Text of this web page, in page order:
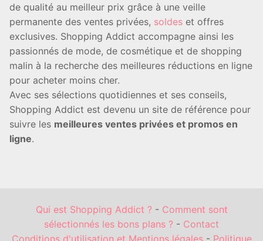
de qualité au meilleur prix grâce à une veille
permanente des ventes privées, soldes et offres
exclusives. Shopping Addict accompagne ainsi les
passionnés de mode, de cosmétique et de shopping
malin à la recherche des meilleures réductions en ligne
pour acheter moins cher.
Avec ses sélections quotidiennes et ses conseils,
Shopping Addict est devenu un site de référence pour
suivre les meilleures ventes privées et promos en
ligne.
Qui est Shopping Addict ?- Comment sont
sélectionnés les bons plans ? - Contact
Conditions d'utilisation et Mentions légales- Politique